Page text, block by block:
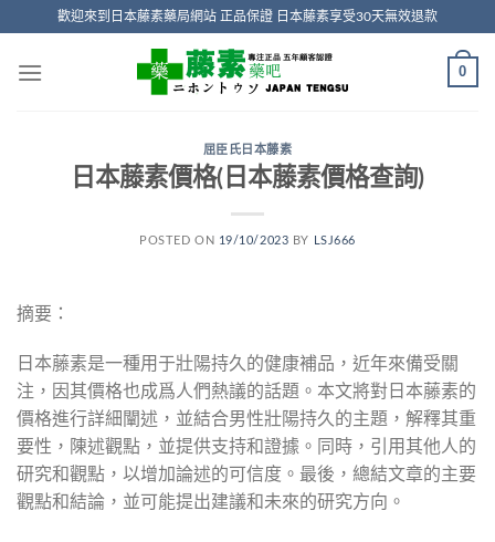
content
歡迎來到日本藤素藥局網站 正品保證 日本藤素享受30天無效退款
0
屈臣氏日本藤素
日本藤素價格(日本藤素價格查詢)
POSTED ON 19/10/2023 BY LSJ666
摘要：
日本藤素是一種用于壯陽持久的健康補品，近年來備受關
注，因其價格也成爲人們熱議的話題。本文將對日本藤素的
價格進行詳細闡述，並結合男性壯陽持久的主題，解釋其重
要性，陳述觀點，並提供支持和證據。同時，引用其他人的
研究和觀點，以增加論述的可信度。最後，總結文章的主要
觀點和結論，並可能提出建議和未來的研究方向。